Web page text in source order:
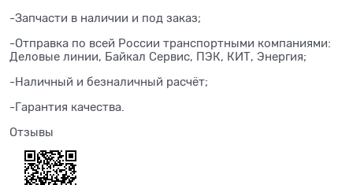
-Запчасти в наличии и под заказ;
-Отправка по всей России транспортными компаниями:
Деловые линии, Байкал Сервис, ПЭК, КИТ, Энергия;
-Наличный и безналичный расчёт;
-Гарантия качества.
Отзывы